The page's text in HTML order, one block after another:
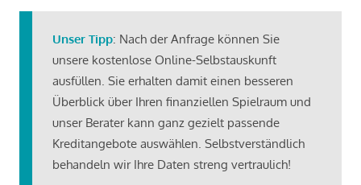
Unser Tipp: Nach der Anfrage können Sie
unsere kostenlose Online-Selbstauskunft
ausfüllen. Sie erhalten damit einen besseren
Überblick über Ihren finanziellen Spielraum und
unser Berater kann ganz gezielt passende
Kreditangebote auswählen. Selbstverständlich
behandeln wir Ihre Daten streng vertraulich!